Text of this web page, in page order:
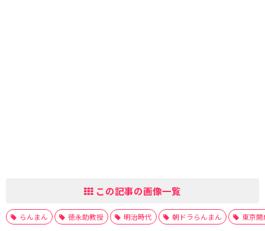
この記事の画像一覧
らんまん 徳永助教授 明治時代 朝ドラらんまん 東京